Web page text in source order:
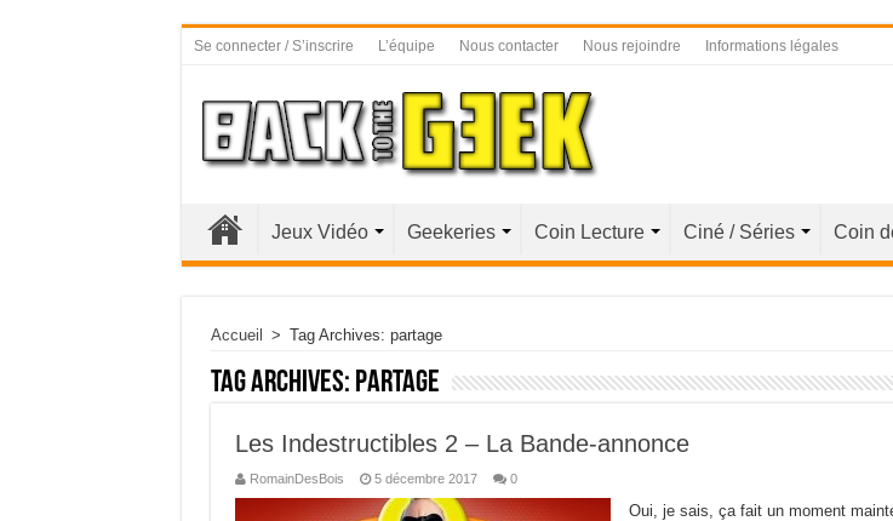
Se connecter / S’inscrire L’équipe Nous contacter Nous rejoindre Informations légales
Jeux Vidéo Geekeries Coin Lecture Ciné / Séries Coin
Accueil > Tag Archives: partage
Tag Archives: partage
Les Indestructibles 2 – La Bande-annonce
RomainDesBois 5 décembre 2017 0
Oui, je sais, ça fait un moment